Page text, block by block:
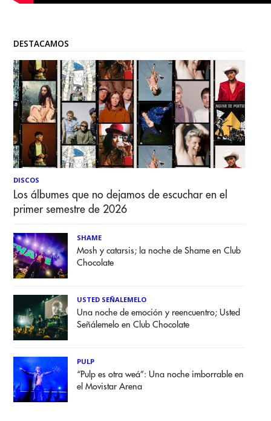
DESTACAMOS
DISCOS
Los álbumes que no dejamos de escuchar en el
primer semestre de 2026
SHAME
Mosh y catarsis; la noche de Shame en Club
Chocolate
USTED SEÑALEMELO
Una noche de emoción y reencuentro; Usted
Señálemelo en Club Chocolate
PULP
“Pulp es otra weá”: Una noche imborrable en
el Movistar Arena